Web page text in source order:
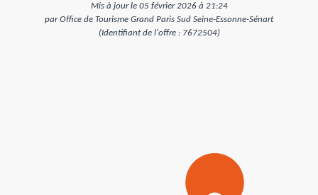
Mis à jour le 05 février 2026 à 21:24
par Office de Tourisme Grand Paris Sud Seine-Essonne-Sénart
(Identifiant de l'offre : 7672504)